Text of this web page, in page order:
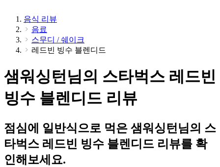
음식 리뷰
음료
스무디 / 쉐이크
레드빈 빙수 블렌디드
샘워싱턴님의 스타벅스 레드빈
빙수 블렌디드 리뷰
점심에 일반식으로 먹은 샘워싱턴님의 스
타벅스 레드빈 빙수 블렌디드 리뷰를 확
인해보세요.